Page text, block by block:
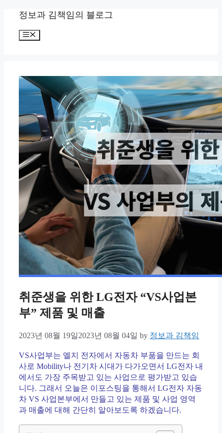
content
정보과 김책임의 블로그
Menu
취준생을 위한 LG전자 “VS사업본
부” 제품 및 매출
2023년 08월 19일2023년 08월 04일 by 정보과 김책임
VS사업부는 엘지 전자에서 자동차 부품을 만드는 회
사로 Mobility나 전기차 시대가 다가오면서 LG전자 내
에서도 가장 주목받고 있는 사업으로 평가받고 있습
니다. 그래서 오늘은 이포스팅을 통해서 LG전자 자동
차 VS 사업본부에서 만들고 있는 제품 및 사업 영역
과 매출에 대해 간단히 알아보도록 하겠습니다.